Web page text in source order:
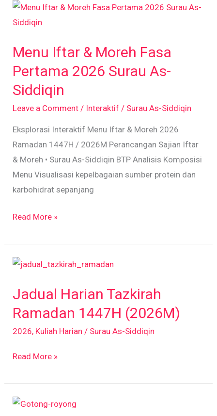
Menu Iftar & Moreh Fasa
Pertama 2026 Surau As-
Siddiqin
Leave a Comment / Interaktif / Surau As-Siddiqin
Eksplorasi Interaktif Menu Iftar & Moreh 2026
Ramadan 1447H / 2026M Perancangan Sajian Iftar
& Moreh • Surau As-Siddiqin BTP Analisis Komposisi
Menu Visualisasi kepelbagaian sumber protein dan
karbohidrat sepanjang
Menu
Iftar
Moreh
Fasa
Pertama
2026
Surau
As-
Siddiqin
Read More »
Jadual Harian Tazkirah
Ramadan 1447H (2026M)
2026, Kuliah Harian / Surau As-Siddiqin
Jadual
Tazkirah
Ramadan
Read More »
Program